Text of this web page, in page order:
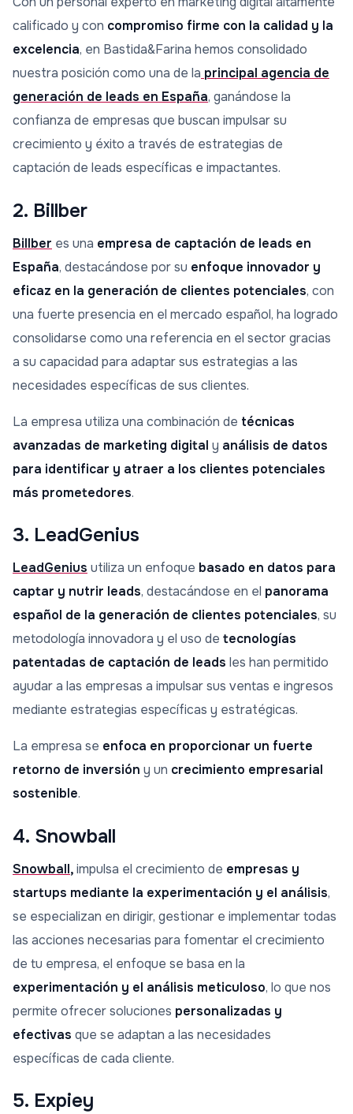
calificado y con compromiso firme con la calidad y la
excelencia, en Bastida&Farina hemos consolidado
nuestra posición como una de la principal agencia de
generación de leads en España, ganándose la
confianza de empresas que buscan impulsar su
crecimiento y éxito a través de estrategias de
captación de leads específicas e impactantes.
2. Billber
Billber es una empresa de captación de leads en
España, destacándose por su enfoque innovador y
eficaz en la generación de clientes potenciales, con
una fuerte presencia en el mercado español, ha logrado
consolidarse como una referencia en el sector gracias
a su capacidad para adaptar sus estrategias a las
necesidades específicas de sus clientes.
La empresa utiliza una combinación de técnicas
avanzadas de marketing digital y análisis de datos
para identificar y atraer a los clientes potenciales
más prometedores.
3. LeadGenius
LeadGenius utiliza un enfoque basado en datos para
captar y nutrir leads, destacándose en el panorama
español de la generación de clientes potenciales, su
metodología innovadora y el uso de tecnologías
patentadas de captación de leads les han permitido
ayudar a las empresas a impulsar sus ventas e ingresos
mediante estrategias específicas y estratégicas.
La empresa se enfoca en proporcionar un fuerte
retorno de inversión y un crecimiento empresarial
sostenible.
4. Snowball
Snowball,impulsa el crecimiento de empresas y
startups mediante la experimentación y el análisis,
se especializan en dirigir, gestionar e implementar todas
las acciones necesarias para fomentar el crecimiento
de tu empresa, el enfoque se basa en la
experimentación y el análisis meticuloso, lo que nos
permite ofrecer soluciones personalizadas y
efectivas que se adaptan a las necesidades
específicas de cada cliente.
5. Expiey